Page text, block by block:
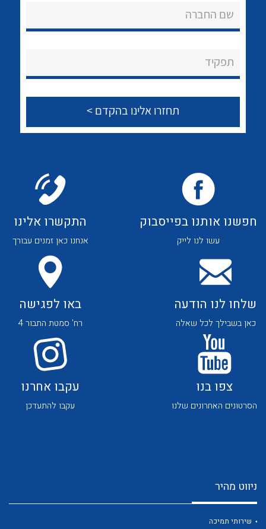
לכל מוצרי היצרן
שם החברה
תפקיד
חפשנו אותנו בפייסבוק
עשו לנו לייק
התקשרו אלינו
אנחנו כאן זמנים עבורך
שלחו לנו הודעה
כאן בשבילך לכל שאלה
באו לפגישה
רח' סמטת התבור 4
צפו בנו
הסרטונים האחרונים שלנו
עקבו אחרנו
עקבו להתעדכן
ניווט מהיר
שירותי תמיכה